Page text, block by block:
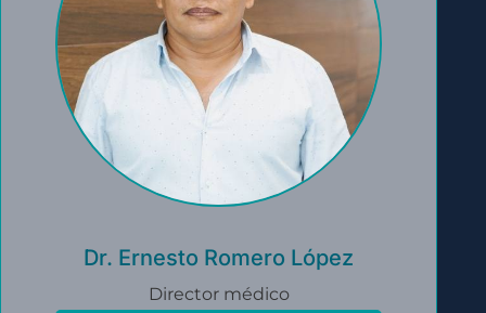
Dr. Ernesto Romero López
Director médico